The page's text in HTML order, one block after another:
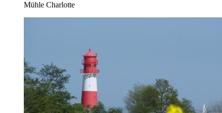
Mühle Charlotte